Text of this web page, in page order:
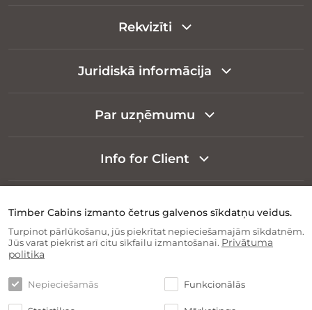
Rekvizīti
Juridiskā informācija
Par uzņēmumu
Info for Client
Timber Cabins izmanto četrus galvenos sīkdatņu veidus.
Turpinot pārlūkošanu, jūs piekrītat nepieciešamajām sīkdatnēm.
Jūs varat piekrist arī citu sīkfailu izmantošanai. Privātuma
politika
Nepieciešamās Funkcionālās